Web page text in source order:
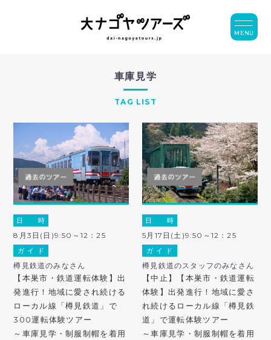
車庫見学
TAG LIST
日 時
8月3日(日)9:50～12：25
ガ イ ド
樽見鉄道のみなさん
【本巣市・鉄道運転体験】出
発進行！地域に愛され続ける
ローカル線「樽見鉄道」で
300運転体験ツアー
～車庫見学・制服制帽を着用
日 時
5月17日(土)9:50～12：25
ガ イ ド
樽見鉄道のスタッフのみなさん
【中止】【本巣市・鉄道運転
体験】出発進行！地域に愛さ
れ続けるローカル線「樽見鉄
道」で運転体験ツアー
～車庫見学・制服制帽を着用
MENU